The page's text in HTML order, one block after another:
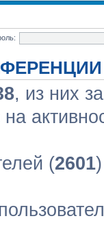
, из них
(2601